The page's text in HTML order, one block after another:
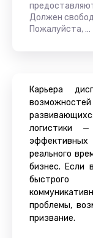
Должен
Пожалуйста, …
Карьера
логистики
реального
бизнес. Если
быстрого
проблемы,
призвание.